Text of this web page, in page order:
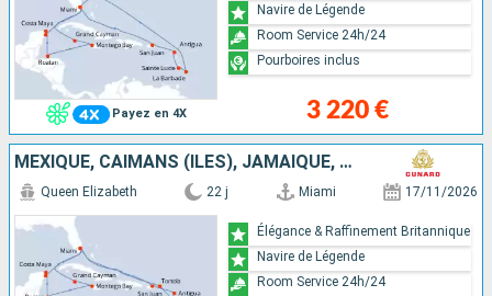
Payez en 4X 3 220 €
Navire de Légende
Room Service 24h/24
Pourboires inclus
MEXIQUE, CAÏMANS (ÎLES), JAMAÏQUE, HONDURAS, ÉTATS-UNIS, BARBADE, SAINT-MARTIN, ANTIGUA-ET-BARBUDA, SAINTE-LUCIE, PORTO RICO, TORTOLA
Queen Elizabeth 22 j Miami 17/11/2026
Élégance & Raffinement Britannique
Navire de Légende
Room Service 24h/24